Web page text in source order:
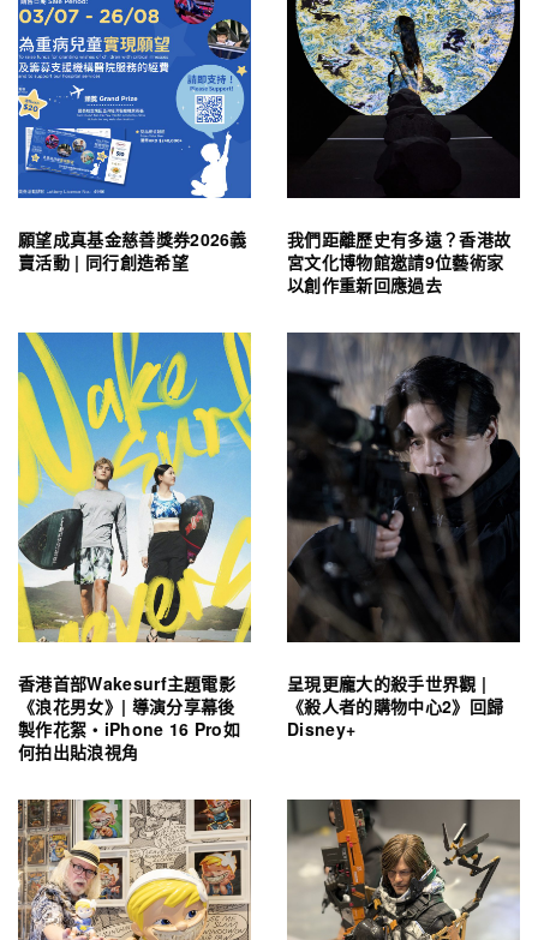
願望成真基金慈善獎券2026義
賣活動 | 同行創造希望
我們距離歷史有多遠？香港故
宮文化博物館邀請9位藝術家
以創作重新回應過去
香港首部Wakesurf主題電影
《浪花男女》| 導演分享幕後
製作花絮・iPhone 16 Pro如
何拍出貼浪視角
呈現更龐大的殺手世界觀 |
《殺人者的購物中心2》回歸
Disney+